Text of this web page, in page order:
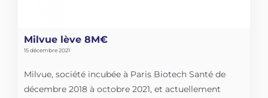
Milvue lève 8M€
15 décembre 2021
Milvue, société incubée à Paris Biotech Santé de
décembre 2018 à octobre 2021, et actuellement